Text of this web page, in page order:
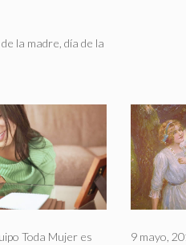
la madre ,día de la
Toda Mujer es
9 mayo,